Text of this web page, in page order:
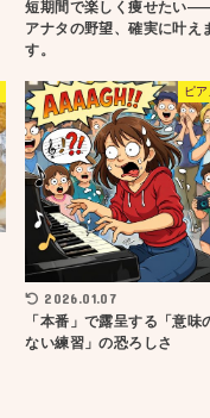
短期間で楽しく痩せたい
アナタの野望、確実に叶え
す。
ピア
2026.01.07
「本番」で露呈する「意味
ない練習」の恐ろしさ